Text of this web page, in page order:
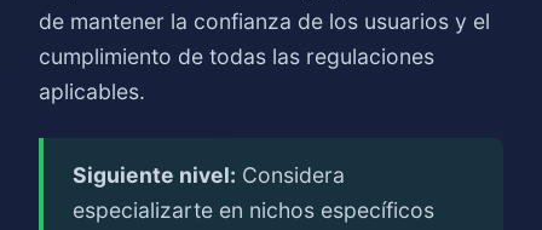
de mantener la confianza de los usuarios y el
cumplimiento de todas las regulaciones
aplicables.
Siguiente nivel: Considera
especializarte en nichos específicos